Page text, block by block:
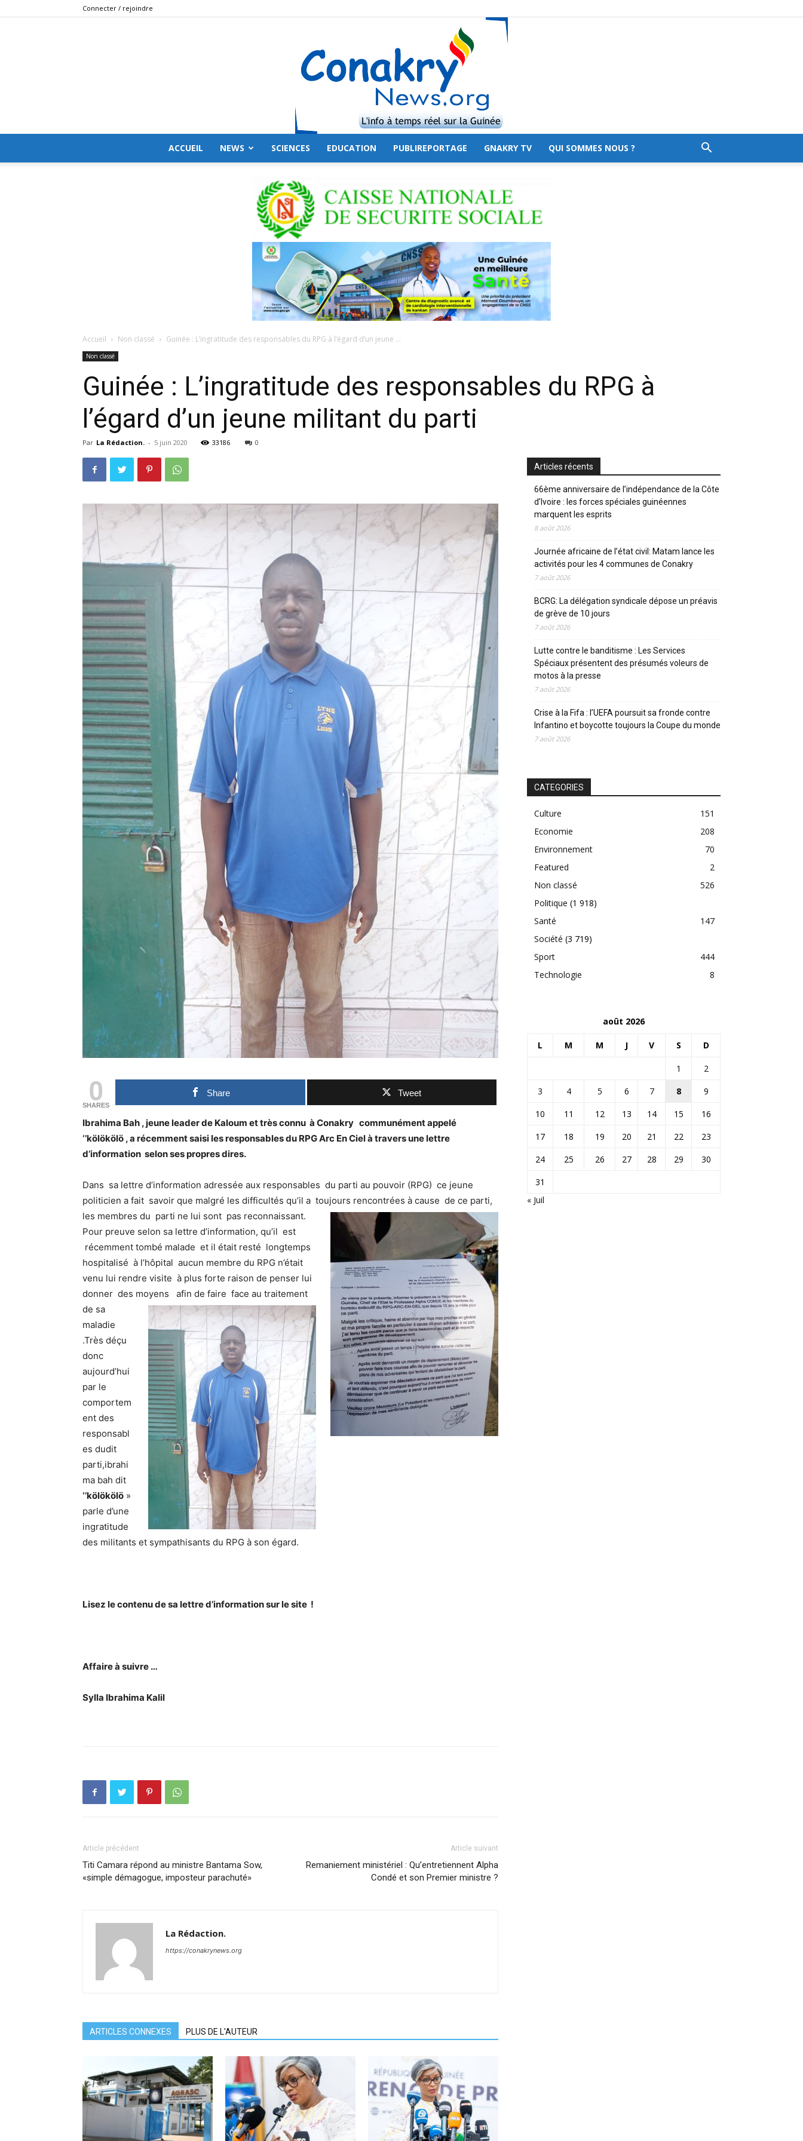
Connecter / rejoindre
ACCUEIL NEWS SCIENCES EDUCATION PUBLIREPORTAGE GNAKRY TV QUI SOMMES NOUS ?
Accueil Non classé Guinée : L’ingratitude des responsables du RPG à l’égard d’un jeune ...
Non classé
Guinée : L’ingratitude des responsables du RPG à
l’égard d’un jeune militant du parti
Par La Rédaction. - 5 juin 2020 33186 0
0
SHARES
Share Tweet
Ibrahima Bah , jeune leader de Kaloum et très connu à Conakry communément appelé
‘’kölökölö , a récemment saisi les responsables du RPG Arc En Ciel à travers une lettre
d’information selon ses propres dires.
Dans sa lettre d’information adressée aux responsables du parti au pouvoir (RPG) ce jeune
politicien a fait savoir que malgré les difficultés qu’il a toujours rencontrées à cause de ce parti,
les membres du parti ne lui sont pas reconnaissant.
Pour preuve selon sa lettre d’information, qu’il est
récemment tombé malade et il était resté longtemps
hospitalisé à l’hôpital aucun membre du RPG n’était
venu lui rendre visite à plus forte raison de penser lui
donner des moyens
afin de faire face au traitement
de sa
maladie
.Très déçu
donc
aujourd’hui
par le
comportem
ent des
responsabl
es dudit
parti,ibrahi
ma bah dit
‘’kölökölö »
parle d’une
ingratitude
des militants et sympathisants du RPG à son égard.
Lisez le contenu de sa lettre d’information sur le site !
Affaire à suivre …
Sylla Ibrahima Kalil
Article précédent
Titi Camara répond au ministre Bantama Sow,
«simple démagogue, imposteur parachuté»
Article suivant
Remaniement ministériel : Qu’entretiennent Alpha
Condé et son Premier ministre ?
La Rédaction.
https://conakrynews.org
ARTICLES CONNEXES PLUS DE L'AUTEUR
Articles récents
66ème anniversaire de l’indépendance de la Côte
d’Ivoire : les forces spéciales guinéennes
marquent les esprits
8 août 2026
Journée africaine de l’état civil: Matam lance les
activités pour les 4 communes de Conakry
7 août 2026
BCRG: La délégation syndicale dépose un préavis
de grève de 10 jours
7 août 2026
Lutte contre le banditisme : Les Services
Spéciaux présentent des présumés voleurs de
motos à la presse
7 août 2026
Crise à la Fifa : l’UEFA poursuit sa fronde contre
Infantino et boycotte toujours la Coupe du monde
7 août 2026
CATEGORIES
Culture
151
Economie
208
Environnement
70
Featured
2
Non classé
526
Politique (1 918)
Santé
147
Société (3 719)
Sport
444
Technologie
8
août 2026
L M M J V S D
1
2
3
4 5 6 7 8
9
10
11 12 13 14 15
16
17
18 19 20 21 22
23
24
25 26 27 28 29
30
31
« Juil